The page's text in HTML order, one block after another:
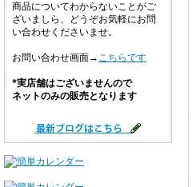
商品についてわからないことがご
ざいましら、どうぞお気軽にお問
い合わせくださいませ。
お問い合わせ画面→ こちらです
*実店舗はございませんので
ネットのみの販売となります